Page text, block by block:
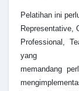
Pelatihan ini
Representative,
Professional,
yang
memandang